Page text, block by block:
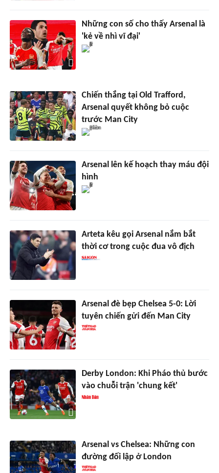
Những con số cho thấy Arsenal là
'kẻ về nhì vĩ đại'
Chiến thắng tại Old Trafford,
Arsenal quyết không bỏ cuộc
trước Man City
Arsenal lên kế hoạch thay máu đội
hình
Arteta kêu gọi Arsenal nắm bắt
thời cơ trong cuộc đua vô địch
Arsenal đè bẹp Chelsea 5-0: Lời
tuyên chiến gửi đến Man City
Derby London: Khi Pháo thủ bước
vào chuỗi trận 'chung kết'
Arsenal vs Chelsea: Những con
đường đối lập ở London